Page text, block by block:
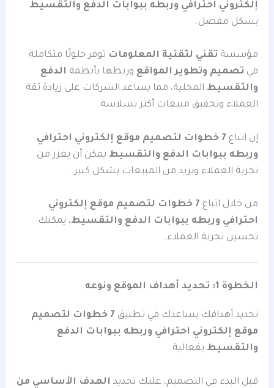
إلكتروني احترافي وربطه ببوابات الدفع والتقسيط
بشكل مفصل.
مؤسسة تقني لتقنية المعلومات توفر حلولًا متكاملة
في تصميم وتطوير المواقع وربطها بأنظمة الدفع
والتقسيط المحلية، مما يساعد الشركات على زيادة ثقة
العملاء وتحقيق مبيعات أكثر بسلاسة.
إن اتباع
7 خطوات لتصميم موقع إلكتروني احترافي
وربطه ببوابات الدفع والتقسيط يمكن أن يعزز من
تجربة العملاء ويزيد من المبيعات بشكل كبير.
من خلال اتباع
7 خطوات لتصميم موقع إلكتروني
احترافي وربطه ببوابات الدفع والتقسيط، يمكنك
تحسين تجربة العملاء.
الخطوة 1: تحديد أهداف الموقع ونوعه
تحديد أهدافك يساعدك في تطبيق
7 خطوات لتصميم
موقع إلكتروني احترافي وربطه ببوابات الدفع
والتقسيط بفعالية.
قبل البدء في التصميم، عليك تحديد الهدف الأساسي من